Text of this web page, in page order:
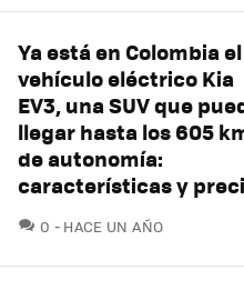
Ya está en Colombia el
vehículo eléctrico Kia
EV3, una SUV que
llegar hasta los 605
de autonomía:
características y
0 COMENTARIOS
HACE UN AÑO